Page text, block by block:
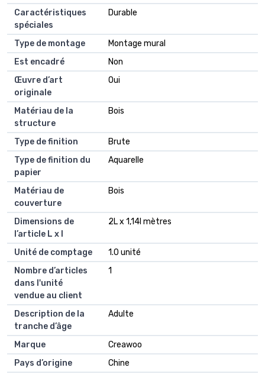
Caractéristiques
spéciales
Durable
Type de montage
Montage mural
Est encadré
Non
Œuvre d’art
originale
Oui
Matériau de la
structure
Bois
Type de finition
Brute
Type de finition du
papier
Aquarelle
Matériau de
couverture
Bois
Dimensions de
l’article L x l
2L x 1,14l mètres
Unité de comptage
1.0 unité
Nombre d’articles
dans l'unité
vendue au client
1
Description de la
tranche d’âge
Adulte
Marque
Creawoo
Pays d’origine
Chine